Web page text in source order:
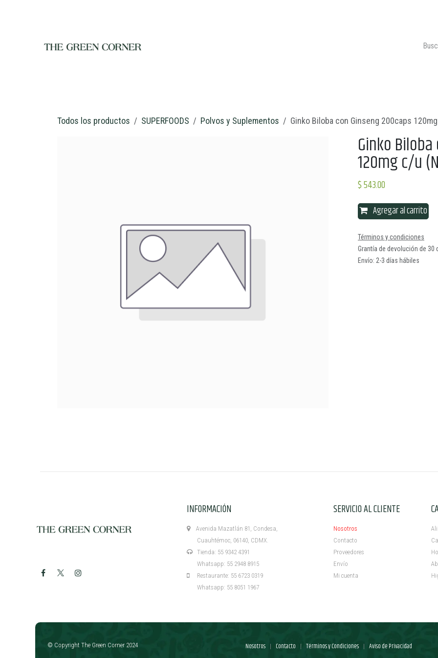
Todos los productos SUPERFOODS Polvos y Suplementos Ginko Biloba con Ginseng 200caps
Ginko
120mg c/u
$543.00
Agregar al carrito
Términos y condiciones
Grantía de devolución de 30
Envío: 2-3 días hábiles
INFORMACIÓN
Avenida Mazatlán 81, Condesa,
Cuauhtémoc, 06140, CDMX.
Tienda: 55 9342 4391
Whatsapp: 55 2948 8915
Restaurante: 55 6723 0319
Whatsapp: 55 8051 1967
SERVICIO AL CLIENTE
Nosotros
Contacto
Proveedores
Envío
Mi cuenta ​
Nosotros | Contacto | Términos y Condiciones | Aviso de Privacidad
© Copyright The Green Corner 2024